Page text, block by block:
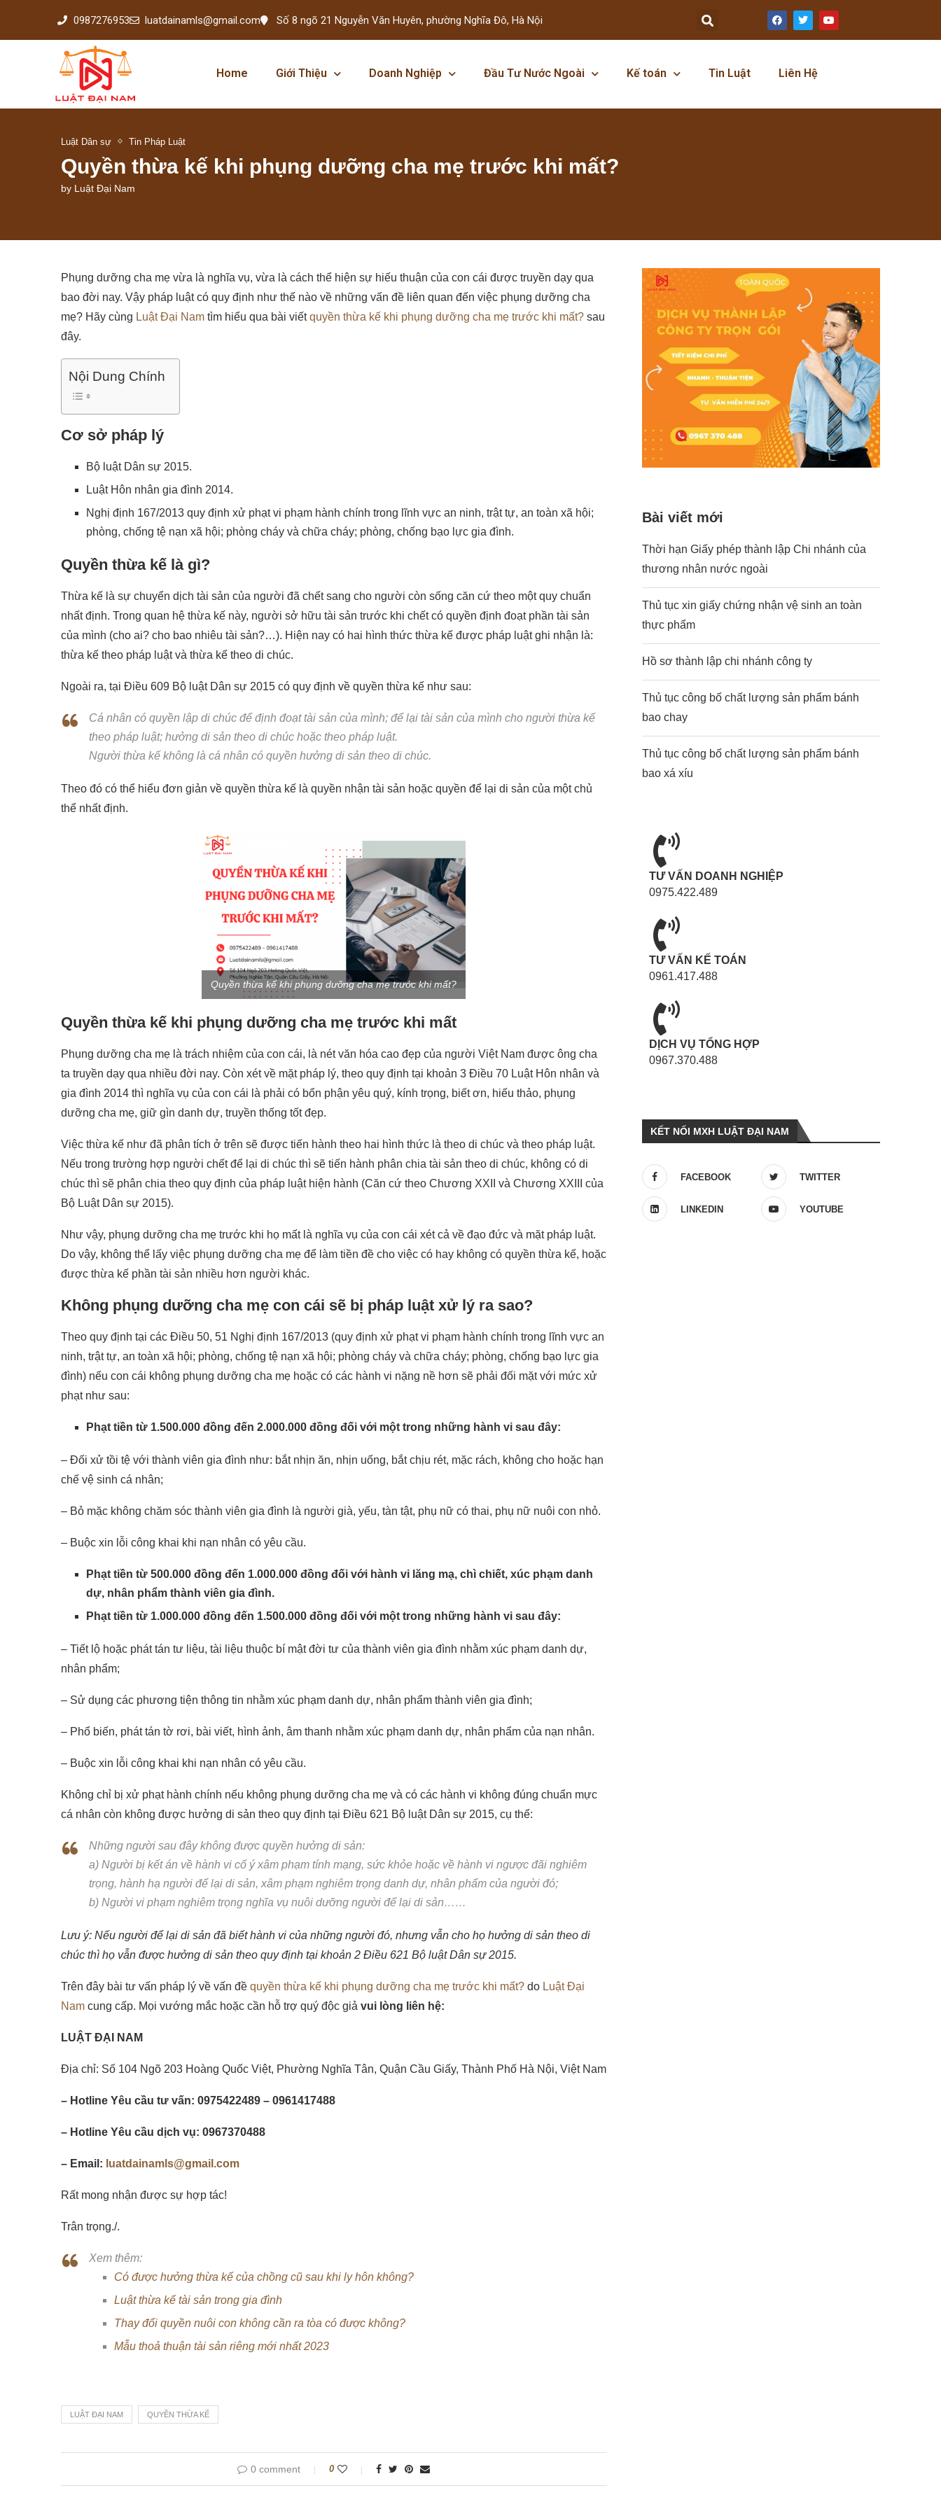
0987276953 luatdainamls@gmail.com Số 8 ngõ 21 Nguyễn Văn Huyên, phường Nghĩa Đô, Hà Nội
Home Giới Thiệu Doanh Nghiệp Đầu Tư Nước Ngoài Kế toán Tin Luật Liên Hệ
Luật Dân sự Tin Pháp Luật
Quyền thừa kế khi phụng dưỡng cha mẹ trước khi mất?
by Luật Đại Nam
Phụng dưỡng cha mẹ vừa là nghĩa vụ, vừa là cách thể hiện sự hiếu thuận của con cái được truyền dạy qua
bao đời nay. Vậy pháp luật có quy định như thế nào về những vấn đề liên quan đến việc phụng dưỡng cha
mẹ? Hãy cùng Luật Đại Nam tìm hiểu qua bài viếtquyền thừa kế khi phụng dưỡng cha mẹ trước khi mất? sau
đây.
Nội Dung Chính
Cơ sở pháp lý
Bộ luật Dân sự 2015.
Luật Hôn nhân gia đình 2014.
Nghị định 167/2013 quy định xử phạt vi phạm hành chính trong lĩnh vực an ninh, trật tự, an toàn xã hội;
phòng, chống tệ nạn xã hội; phòng cháy và chữa cháy; phòng, chống bạo lực gia đình.
Quyền thừa kế là gì?
Thừa kế là sự chuyển dịch tài sản của người đã chết sang cho người còn sống căn cứ theo một quy chuẩn
nhất định. Trong quan hệ thừa kế này, người sở hữu tài sản trước khi chết có quyền định đoạt phần tài sản
của mình (cho ai? cho bao nhiêu tài sản?…). Hiện nay có hai hình thức thừa kế được pháp luật ghi nhận là:
thừa kế theo pháp luật và thừa kế theo di chúc.
Ngoài ra, tại Điều 609 Bộ luật Dân sự 2015 có quy định về quyền thừa kế như sau:
Cá nhân có quyền lập di chúc để định đoạt tài sản của mình; để lại tài sản của mình cho người thừa kế
theo pháp luật; hưởng di sản theo di chúc hoặc theo pháp luật.
Người thừa kế không là cá nhân có quyền hưởng di sản theo di chúc.
Theo đó có thể hiểu đơn giản về quyền thừa kế là quyền nhận tài sản hoặc quyền để lại di sản của một chủ
thể nhất định.
Quyền thừa kế khi phụng dưỡng cha mẹ trước khi mất?
Quyền thừa kế khi phụng dưỡng cha mẹ trước khi mất
Phụng dưỡng cha mẹ là trách nhiệm của con cái, là nét văn hóa cao đẹp của người Việt Nam được ông cha
ta truyền dạy qua nhiều đời nay. Còn xét về mặt pháp lý, theo quy định tại khoản 3 Điều 70 Luật Hôn nhân và
gia đình 2014 thì nghĩa vụ của con cái là phải có bổn phận yêu quý, kính trọng, biết ơn, hiếu thảo, phụng
dưỡng cha mẹ, giữ gìn danh dự, truyền thống tốt đẹp.
Việc thừa kế như đã phân tích ở trên sẽ được tiến hành theo hai hình thức là theo di chúc và theo pháp luật.
Nếu trong trường hợp người chết để lại di chúc thì sẽ tiến hành phân chia tài sản theo di chúc, không có di
chúc thì sẽ phân chia theo quy định của pháp luật hiện hành (Căn cứ theo Chương XXII và Chương XXIII của
Bộ Luật Dân sự 2015).
Như vậy, phụng dưỡng cha mẹ trước khi họ mất là nghĩa vụ của con cái xét cả về đạo đức và mặt pháp luật.
Do vậy, không thể lấy việc phụng dưỡng cha mẹ để làm tiền đề cho việc có hay không có quyền thừa kế, hoặc
được thừa kế phần tài sản nhiều hơn người khác.
Không phụng dưỡng cha mẹ con cái sẽ bị pháp luật xử lý ra sao?
Theo quy định tại các Điều 50, 51 Nghị định 167/2013 (quy định xử phạt vi phạm hành chính trong lĩnh vực an
ninh, trật tự, an toàn xã hội; phòng, chống tệ nạn xã hội; phòng cháy và chữa cháy; phòng, chống bạo lực gia
đình) nếu con cái không phụng dưỡng cha mẹ hoặc có các hành vi nặng nề hơn sẽ phải đối mặt với mức xử
phạt như sau:
Phạt tiền từ 1.500.000 đồng đến 2.000.000 đồng đối với một trong những hành vi sau đây:
– Đối xử tồi tệ với thành viên gia đình như: bắt nhịn ăn, nhịn uống, bắt chịu rét, mặc rách, không cho hoặc hạn
chế vệ sinh cá nhân;
– Bỏ mặc không chăm sóc thành viên gia đình là người già, yếu, tàn tật, phụ nữ có thai, phụ nữ nuôi con nhỏ.
– Buộc xin lỗi công khai khi nạn nhân có yêu cầu.
Phạt tiền từ 500.000 đồng đến 1.000.000 đồng đối với hành vi lăng mạ, chì chiết, xúc phạm danh
dự, nhân phẩm thành viên gia đình.
Phạt tiền từ 1.000.000 đồng đến 1.500.000 đồng đối với một trong những hành vi sau đây:
– Tiết lộ hoặc phát tán tư liệu, tài liệu thuộc bí mật đời tư của thành viên gia đình nhằm xúc phạm danh dự,
nhân phẩm;
– Sử dụng các phương tiện thông tin nhằm xúc phạm danh dự, nhân phẩm thành viên gia đình;
– Phổ biến, phát tán tờ rơi, bài viết, hình ảnh, âm thanh nhằm xúc phạm danh dự, nhân phẩm của nạn nhân.
– Buộc xin lỗi công khai khi nạn nhân có yêu cầu.
Không chỉ bị xử phạt hành chính nếu không phụng dưỡng cha mẹ và có các hành vi không đúng chuẩn mực
cá nhân còn không được hưởng di sản theo quy định tại Điều 621 Bộ luật Dân sự 2015, cụ thể:
Những người sau đây không được quyền hưởng di sản:
a) Người bị kết án về hành vi cố ý xâm phạm tính mạng, sức khỏe hoặc về hành vi ngược đãi nghiêm
trọng, hành hạ người để lại di sản, xâm phạm nghiêm trọng danh dự, nhân phẩm của người đó;
b) Người vi phạm nghiêm trọng nghĩa vụ nuôi dưỡng người để lại di sản……
Lưu ý: Nếu người để lại di sản đã biết hành vi của những người đó, nhưng vẫn cho họ hưởng di sản theo di
chúc thì họ vẫn được hưởng di sản theo quy định tại khoản 2 Điều 621 Bộ luật Dân sự 2015.
Trên đây bài tư vấn pháp lý về vấn đề quyền thừa kế khi phụng dưỡng cha mẹ trước khi mất? do Luật Đại
Nam cung cấp. Mọi vướng mắc hoặc cần hỗ trợ quý độc giả vui lòng liên hệ:
LUẬT ĐẠI NAM
Địa chỉ: Số 104 Ngõ 203 Hoàng Quốc Việt, Phường Nghĩa Tân, Quận Cầu Giấy, Thành Phố Hà Nội, Việt Nam
– Hotline Yêu cầu tư vấn: 0975422489 – 0961417488
– Hotline Yêu cầu dịch vụ: 0967370488
– Email: luatdainamls@gmail.com
Rất mong nhận được sự hợp tác!
Trân trọng./.
Xem thêm:
Có được hưởng thừa kế của chồng cũ sau khi ly hôn không?
Luật thừa kế tài sản trong gia đình
Thay đổi quyền nuôi con không cần ra tòa có được không?
Mẫu thoả thuận tài sản riêng mới nhất 2023
LUẬT ĐẠI NAM QUYỀN THỪA KẾ
0 comment 0
Bài viết mới
Thời hạn Giấy phép thành lập Chi nhánh của
thương nhân nước ngoài
Thủ tục xin giấy chứng nhận vệ sinh an toàn
thực phẩm
Hồ sơ thành lập chi nhánh công ty
Thủ tục công bố chất lượng sản phẩm bánh
bao chay
Thủ tục công bố chất lượng sản phẩm bánh
bao xá xíu
TƯ VẤN DOANH NGHIỆP
0975.422.489
TƯ VẤN KẾ TOÁN
0961.417.488
DỊCH VỤ TỔNG HỢP
0967.370.488
KẾT NỐI MXH LUẬT ĐẠI NAM
FACEBOOK TWITTER
LINKEDIN YOUTUBE